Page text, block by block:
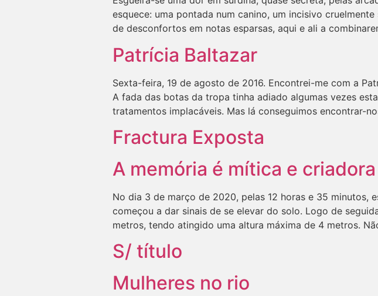
esquece: uma pontada num canino, um incisivo
de desconfortos em notas esparsas, aqui e ali a
Patrícia Baltazar
Sexta-feira, 19 de agosto de 2016. Encontrei-me com a
A fada das botas da tropa tinha adiado algumas vezes
tratamentos implacáveis. Mas lá conseguimos encontrar-
Fractura Exposta
A memória é mítica e criadora
No dia 3 de março de 2020, pelas 12 horas e 35 minutos,
começou a dar sinais de se elevar do solo. Logo de
metros, tendo atingido uma altura máxima de 4 metros.
S/ título
Mulheres no rio